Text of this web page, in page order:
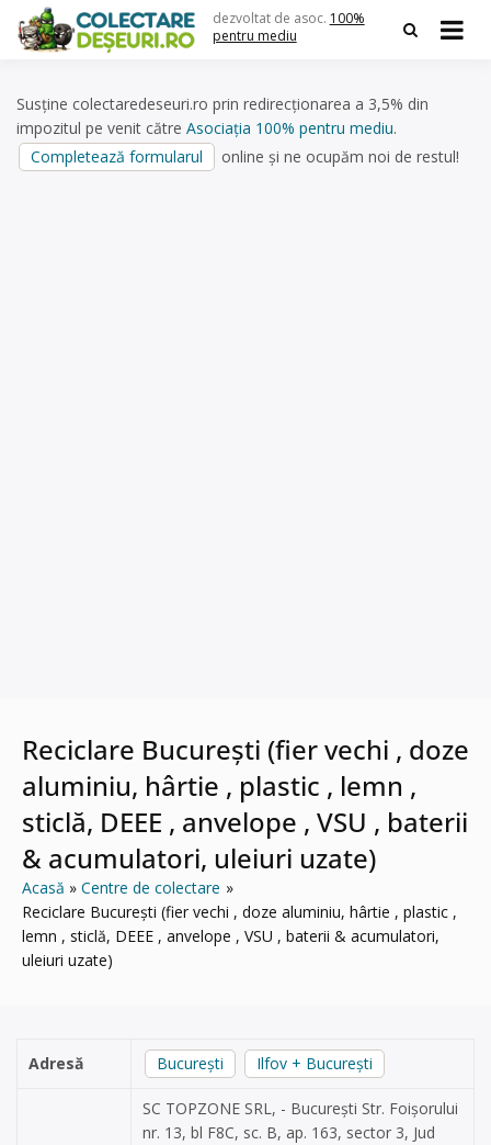
content
dezvoltat de asoc. 100%
pentru mediu
Susține colectaredeseuri.ro prin redirecționarea a 3,5% din
impozitul pe venit către Asociația 100% pentru mediu.
Completează formularul
online și ne ocupăm noi de restul!
Reciclare București (fier vechi , doze
aluminiu, hârtie , plastic , lemn ,
sticlă, DEEE , anvelope , VSU , baterii
& acumulatori, uleiuri uzate)
Acasă
Centre de colectare
Reciclare București (fier vechi , doze aluminiu, hârtie , plastic ,
lemn , sticlă, DEEE , anvelope , VSU , baterii & acumulatori,
uleiuri uzate)
Adresă București Ilfov + București
SC TOPZONE SRL, - București Str. Foișorului
nr. 13, bl F8C, sc. B, ap. 163, sector 3, Jud